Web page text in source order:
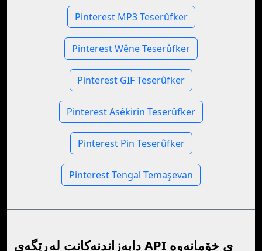
Pinterest MP3 Teserûfker
Pinterest Wêne Teserûfker
Pinterest GIF Teserûfker
Pinterest Asêkirin Teserûfker
Pinterest Pin Teserûfker
Pinterest Tengal Temaşevan
دابەزاندنەکانت لەڕێگەی API ی خۆمانەوە